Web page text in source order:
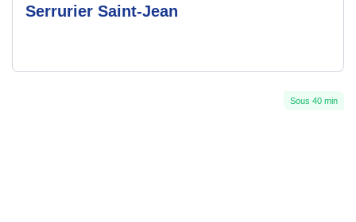
Serrurier Saint-Jean
Sous 40 min